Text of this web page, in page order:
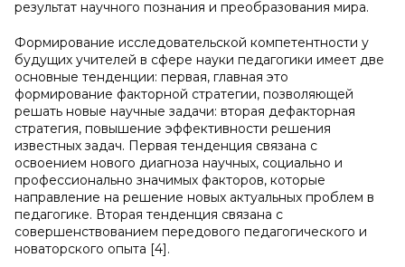
результат научного познания и преобразования мира.
Формирование исследовательской компетентности у
будущих учителей в сфере науки педагогики имеет две
основные тенденции: первая, главная это
формирование факторной стратегии, позволяющей
решать новые научные задачи: вторая дефакторная
стратегия, повышение эффективности решения
известных задач. Первая тенденция связана с
освоением нового диагноза научных, социально и
профессионально значимых факторов, которые
направление на решение новых актуальных проблем в
педагогике. Вторая тенденция связана с
совершенствованием передового педагогического и
новаторского опыта [4].